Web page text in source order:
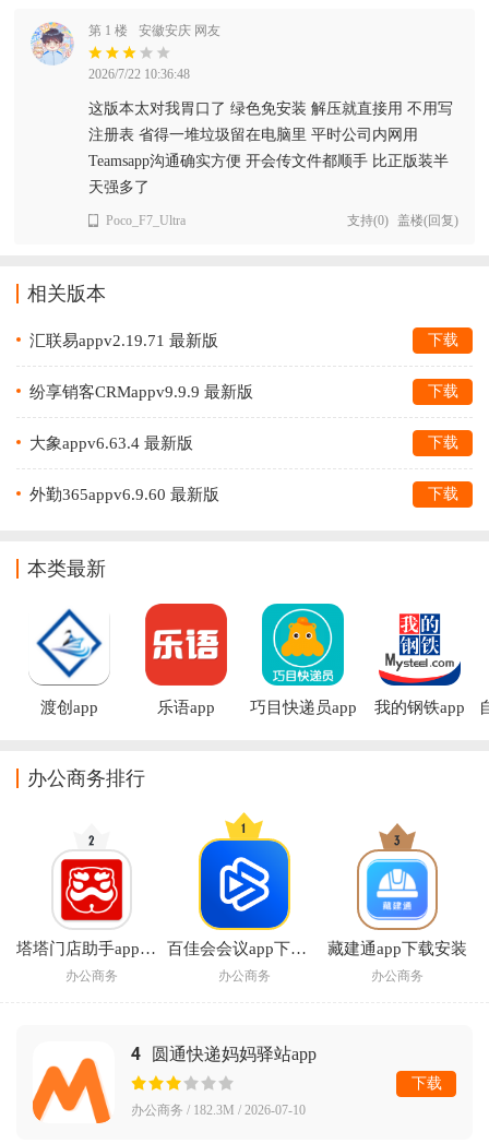
第 1 楼 安徽安庆 网友
2026/7/22 10:36:48
这版本太对我胃口了 绿色免安装 解压就直接用 不用写
注册表 省得一堆垃圾留在电脑里 平时公司内网用
Teamsapp沟通确实方便 开会传文件都顺手 比正版装半
天强多了
Poco_F7_Ultra 支持(0) 盖楼(回复)
相关版本
汇联易appv2.19.71 最新版 下载
纷享销客CRMappv9.9.9 最新版 下载
大象appv6.63.4 最新版 下载
外勤365appv6.9.60 最新版 下载
本类最新
渡创app 乐语app 巧目快递员app 我的钢铁app
办公商务排行
塔塔门店助手app官方下载
办公商务
百佳会会议app下载安装最新版本
办公商务
藏建通app下载安装
办公商务
4 圆通快递妈妈驿站app
办公商务 / 182.3M / 2026-07-10
下载